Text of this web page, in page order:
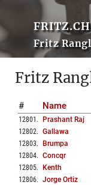
Fritz
Fritz
# Name
12801 . Prashant Raj
12802. Gallawa
12803. Brumpa
12804. Concqr
12805. Kenth
12806. Jorge Ortiz